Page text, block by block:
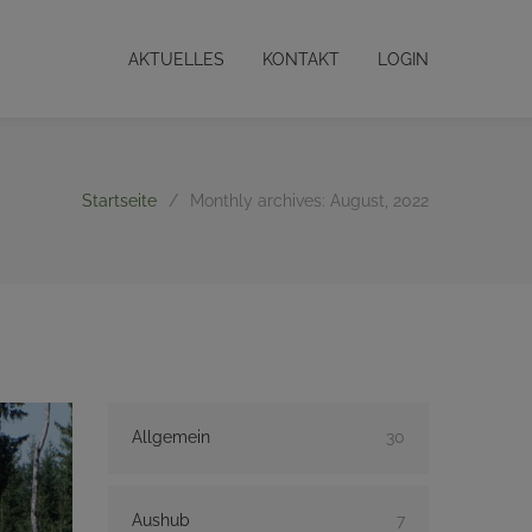
AKTUELLES KONTAKT LOGIN
Startseite / Monthly archives: August, 2022
Allgemein 30
Aushub 7